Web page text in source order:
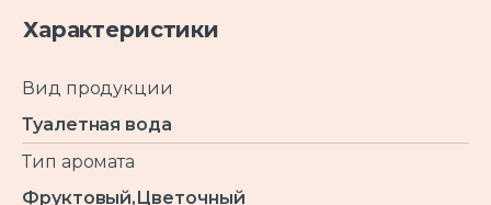
Характеристики
Вид продукции
Туалетная вода
Тип аромата
Фруктовый,Цветочный